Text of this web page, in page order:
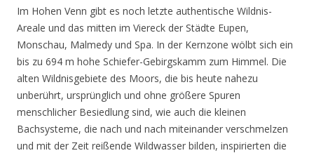
Im Hohen Venn gibt es noch letzte authentische Wildnis-
Areale und das mitten im Viereck der Städte Eupen,
Monschau, Malmedy und Spa. In der Kernzone wölbt sich ein
bis zu 694 m hohe Schiefer-Gebirgskamm zum Himmel. Die
alten Wildnisgebiete des Moors, die bis heute nahezu
unberührt, ursprünglich und ohne größere Spuren
menschlicher Besiedlung sind, wie auch die kleinen
Bachsysteme, die nach und nach miteinander verschmelzen
und mit der Zeit reißende Wildwasser bilden, inspirierten die